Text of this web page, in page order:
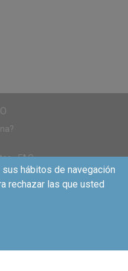
- FAQ
hábitos de navegación
rechazar las que usted